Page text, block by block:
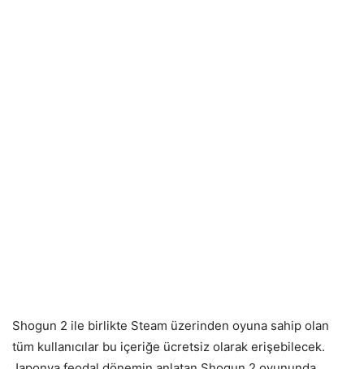
Shogun 2 ile birlikte Steam üzerinden oyuna sahip olan
tüm kullanıcılar bu içeriğe ücretsiz olarak erişebilecek.